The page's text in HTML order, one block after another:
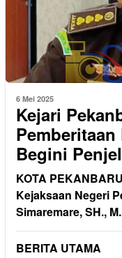
6 Mei 2025
Kejari
Begini
KOTA
Kejaksaan Negeri
Simaremare, SH.,
BERITA UTAMA